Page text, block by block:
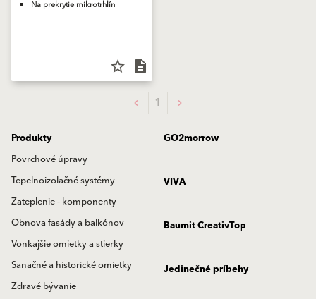
Na prekrytie mikrotrhlín
star_border description
1
Produkty
Povrchové úpravy
Tepelnoizolačné systémy
Zateplenie - komponenty
Obnova fasády a balkónov
Vonkajšie omietky a stierky
Sanačné a historické omietky
Zdravé bývanie
GO2morrow
VIVA
Baumit CreativTop
Jedinečné príbehy